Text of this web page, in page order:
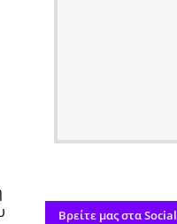
Βρείτε μας στα Social